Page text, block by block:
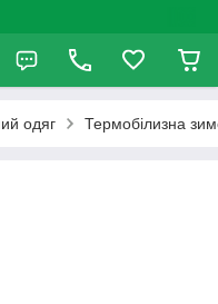
одяг Термобілизна